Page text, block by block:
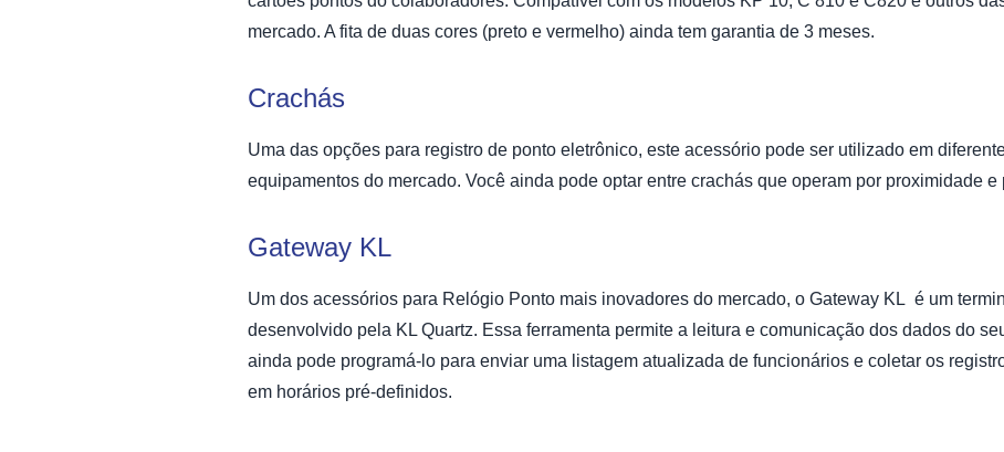
mercado. A fita de duas cores (preto e vermelho) ainda tem garantia de 3 meses.
Crachás
Uma das opções para registro de ponto eletrônico, este acessório pode ser utilizado em
equipamentos do mercado. Você ainda pode optar entre crachás que operam por proximidade e
Gateway KL
Um dos acessórios para Relógio Ponto mais inovadores do mercado, o Gateway KL é um
desenvolvido pela KL Quartz. Essa ferramenta permite a leitura e comunicação dos dados do
ainda pode programá-lo para enviar uma listagem atualizada de funcionários e coletar os
em horários pré-definidos.